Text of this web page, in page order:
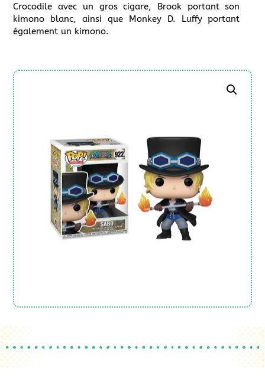
Crocodile avec un gros cigare, Brook portant son
kimono blanc, ainsi que Monkey D. Luffy portant
également un kimono.